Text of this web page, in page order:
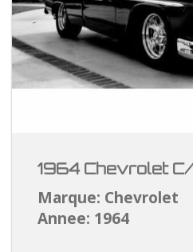
1964 Chevrolet
Marque: Chevrolet
Annee: 1964